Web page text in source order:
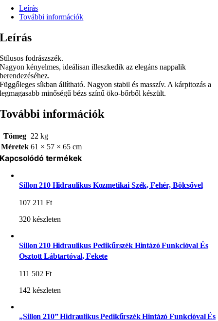
Leírás
További információk
Leírás
Stílusos fodrászszék.
Nagyon kényelmes, ideálisan illeszkedik az elegáns nappalik
berendezéséhez.
Függőleges síkban állítható. Nagyon stabil és masszív. A kárpitozás a
legmagasabb minőségű bézs színű öko-bőrből készült.
További információk
Tömeg 22 kg
Méretek 61 × 57 × 65 cm
Kapcsolódó termékek
Sillon 210 Hidraulikus Kozmetikai Szék, Fehér, Bölcsővel
107 211Ft
320 készleten
Sillon 210 Hidraulikus Pedikűrszék Hintázó Funkcióval És
Osztott Lábtartóval, Fekete
111 502Ft
142 készleten
„Sillon 210” Hidraulikus Pedikűrszék Hintázó Funkcióval És